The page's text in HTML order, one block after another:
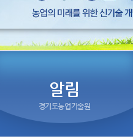
경기도농업기술원
알림